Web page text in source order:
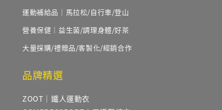
運動補給品｜馬拉松/自行車/登山
營養保健｜益生菌/調理身體/好茶
大量採購/禮贈品/客製化/經銷合作
品牌精選
ZOOT｜鐵人運動衣